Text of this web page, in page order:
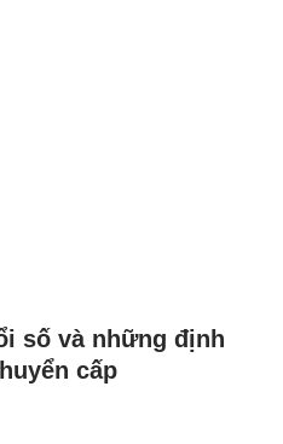
số và những định
cấp